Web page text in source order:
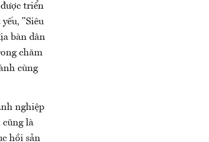
triển
"Siêu
bàn dân
chăm
cùng
nghiệp
cũng là
hồi sản